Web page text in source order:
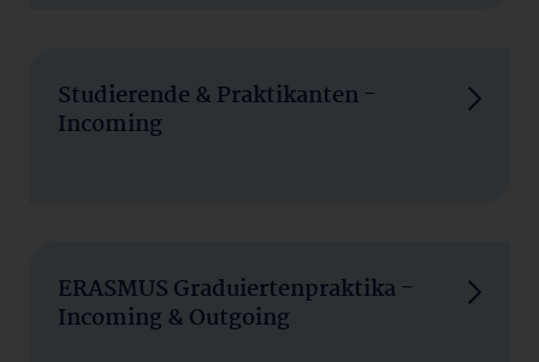
Studierende & Praktikanten -
Incoming
ERASMUS Graduiertenpraktika -
Incoming & Outgoing